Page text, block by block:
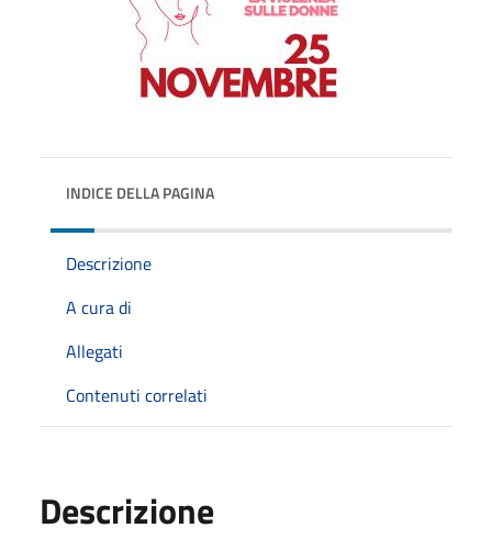
INDICE DELLA PAGINA
Descrizione
A cura di
Allegati
Contenuti correlati
Descrizione